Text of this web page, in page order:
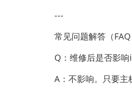
---
常见问题解答（FAQ
Q：维修后是否影响
A：不影响。只要主